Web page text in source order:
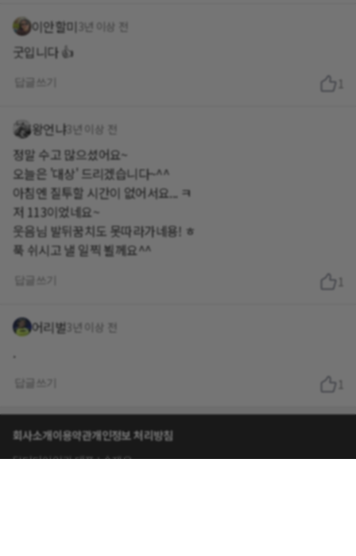
이안할미 3년 이상 전
굿입니다 👍
1
왕언냐3년 이상 전
정말 수고 많으셨어요~
오늘은 '대상' 드리겠습니다~^^
아침엔 질투할 시간이 없어서요... ㅋ
저 113이었네요~
웃음님 발뒤꿈치도 못따라가네용! ㅎ
푹 쉬시고 낼 일찍 뵐께요^^
1
어리벌 3년 이상 전
.
1
회사소개이용약관개인정보 처리방침
닥터다이어리 대표 : 송제윤